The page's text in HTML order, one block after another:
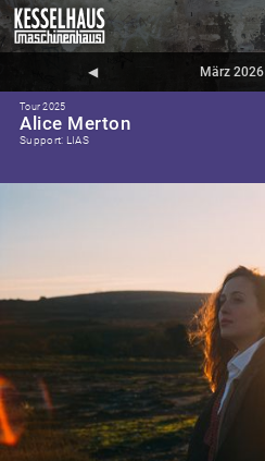
◀︎ März 2026
Tour 2025
Alice Merton
Support: LIAS